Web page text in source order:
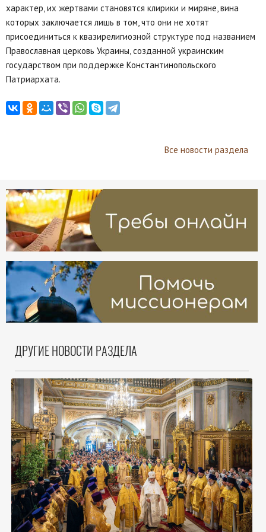
характер, их жертвами становятся клирики и миряне, вина
которых заключается лишь в том, что они не хотят
присоединиться к квазирелигиозной структуре под названием
Православная церковь Украины, созданной украинским
государством при поддержке Константинопольского
Патриархата.
Все новости раздела
ДРУГИЕ НОВОСТИ РАЗДЕЛА